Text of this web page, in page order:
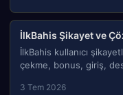
İlkBahis Şikayet ve
İlkBahis kullanıcı
çekme, bonus, giriş,
3 Tem 2026